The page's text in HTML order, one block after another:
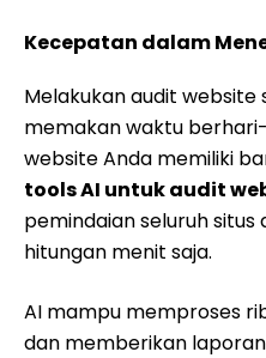
Kecepatan dalam
Melakukan audit website
memakan waktu
website Anda memiliki
tools AI untuk audit
pemindaian seluruh
hitungan menit saja.
AI mampu memproses
dan memberikan